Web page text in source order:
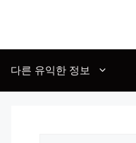
다른 유익한 정보